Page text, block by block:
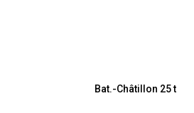
Bat.-Châtillon 25 t